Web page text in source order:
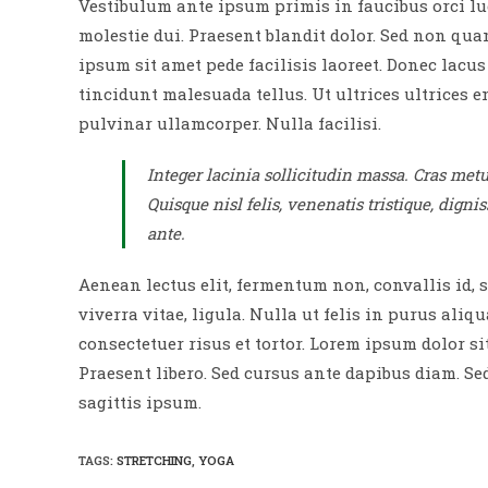
Vestibulum ante ipsum primis in faucibus orci
molestie dui. Praesent blandit dolor. Sed non
ipsum sit amet pede facilisis laoreet. Donec
tincidunt malesuada tellus. Ut ultrices ultrices
pulvinar ullamcorper. Nulla facilisi.
Integer lacinia sollicitudin massa. Cras
Quisque nisl felis, venenatis tristique,
ante.
Aenean lectus elit, fermentum non, convallis
viverra vitae, ligula. Nulla ut felis in purus
consectetuer risus et tortor. Lorem ipsum dolor
Praesent libero. Sed cursus ante dapibus diam.
sagittis ipsum.
TAGS: STRETCHING, YOGA